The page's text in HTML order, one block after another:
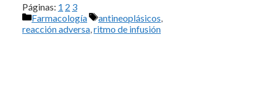
Páginas: 1 2 3
Categorías
Farmacología Etiquetas
antineoplásicos
reacción adversa ritmo de infusión